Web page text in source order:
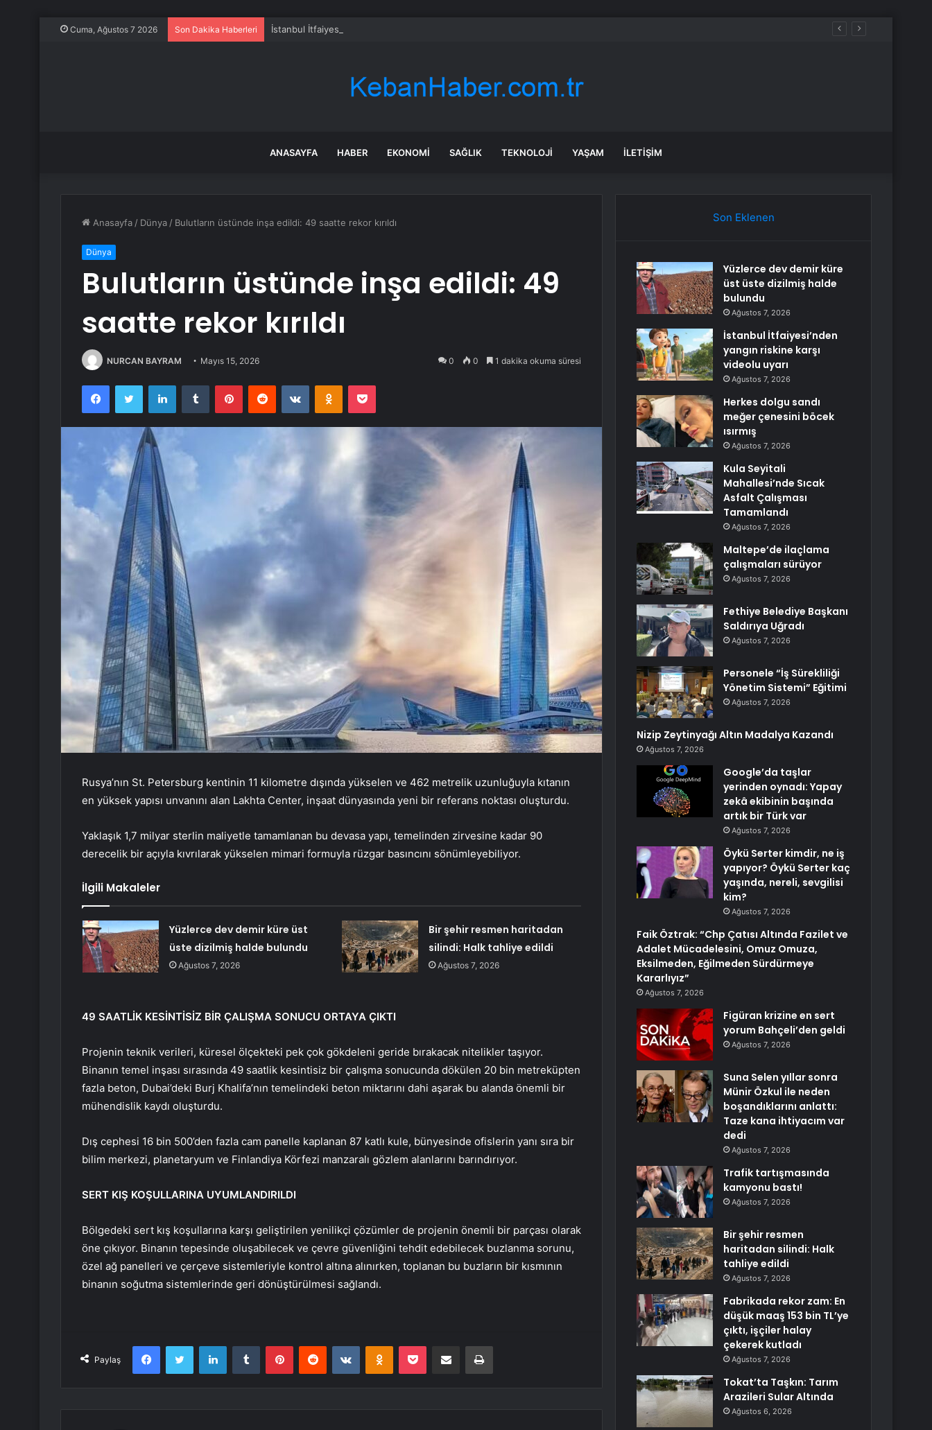
Cuma, Ağustos 7 2026 Son Dakika Haberleri İstanbul İtfaiyesi’nden yangın riskine karşı videolu uyarı
ANASAYFA HABER EKONOMI SAĞLIK TEKNOLOJI YAŞAM İLETIŞIM
Anasayfa / Dünya / Bulutların üstünde inşa edildi: 49 saatte rekor kırıldı
Dünya
Bulutların üstünde inşa edildi: 49
saatte rekor kırıldı
NURCAN BAYRAM Mayıs 15, 2026 0 0 1 dakika okuma süresi
FacebookTwitter LinkedInTumblr PinterestReddit VKontakteOdnoklassniki
Pocket
Rusya’nın St. Petersburg kentinin 11 kilometre dışında yükselen ve 462 metrelik uzunluğuyla kıtanın
en yüksek yapısı unvanını alan Lakhta Center, inşaat dünyasında yeni bir referans noktası oluşturdu.
Yaklaşık 1,7 milyar sterlin maliyetle tamamlanan bu devasa yapı, temelinden zirvesine kadar 90
derecelik bir açıyla kıvrılarak yükselen mimari formuyla rüzgar basıncını sönümleyebiliyor.
İlgili Makaleler
Yüzlerce dev demir küre üst
üste dizilmiş halde bulundu
Ağustos 7, 2026
Bir şehir resmen haritadan
silindi: Halk tahliye edildi
Ağustos 7, 2026
49 SAATLİK KESİNTİSİZ BİR ÇALIŞMA SONUCU ORTAYA ÇIKTI
Projenin teknik verileri, küresel ölçekteki pek çok gökdeleni geride bırakacak nitelikler taşıyor.
Binanın temel inşası sırasında 49 saatlik kesintisiz bir çalışma sonucunda dökülen 20 bin metreküpten
fazla beton, Dubai’deki Burj Khalifa’nın temelindeki beton miktarını dahi aşarak bu alanda önemli bir
mühendislik kaydı oluşturdu.
Dış cephesi 16 bin 500’den fazla cam panelle kaplanan 87 katlı kule, bünyesinde ofislerin yanı sıra bir
bilim merkezi, planetaryum ve Finlandiya Körfezi manzaralı gözlem alanlarını barındırıyor.
SERT KIŞ KOŞULLARINA UYUMLANDIRILDI
Bölgedeki sert kış koşullarına karşı geliştirilen yenilikçi çözümler de projenin önemli bir parçası olarak
öne çıkıyor. Binanın tepesinde oluşabilecek ve çevre güvenliğini tehdit edebilecek buzlanma sorunu,
özel ağ panelleri ve çerçeve sistemleriyle kontrol altına alınırken, toplanan bu buzların bir kısmının
binanın soğutma sistemlerinde geri dönüştürülmesi sağlandı.
Paylaş
FacebookTwitter LinkedInTumblr PinterestReddit VKontakteOdnoklassniki
Pocket E-Posta ile paylaş Yazdır
Son Eklenen
Yüzlerce dev demir küre
üst üste dizilmiş halde
bulundu
Ağustos 7, 2026
İstanbul İtfaiyesi’nden
yangın riskine karşı
videolu uyarı
Ağustos 7, 2026
Herkes dolgu sandı
meğer çenesini böcek
ısırmış
Ağustos 7, 2026
Kula Seyitali
Mahallesi’nde Sıcak
Asfalt Çalışması
Tamamlandı
Ağustos 7, 2026
Maltepe’de ilaçlama
çalışmaları sürüyor
Ağustos 7, 2026
Fethiye Belediye Başkanı
Saldırıya Uğradı
Ağustos 7, 2026
Personele “İş Sürekliliği
Yönetim Sistemi” Eğitimi
Ağustos 7, 2026
Nizip Zeytinyağı Altın Madalya Kazandı
Ağustos 7, 2026
Google’da taşlar
yerinden oynadı: Yapay
zekâ ekibinin başında
artık bir Türk var
Ağustos 7, 2026
Öykü Serter kimdir, ne iş
yapıyor? Öykü Serter kaç
yaşında, nereli, sevgilisi
kim?
Ağustos 7, 2026
Faik Öztrak: “Chp Çatısı Altında Fazilet ve
Adalet Mücadelesini, Omuz Omuza,
Eksilmeden, Eğilmeden Sürdürmeye
Kararlıyız”
Ağustos 7, 2026
Figüran krizine en sert
yorum Bahçeli’den geldi
Ağustos 7, 2026
Suna Selen yıllar sonra
Münir Özkul ile neden
boşandıklarını anlattı:
Taze kana ihtiyacım var
dedi
Ağustos 7, 2026
Trafik tartışmasında
kamyonu bastı!
Ağustos 7, 2026
Bir şehir resmen
haritadan silindi: Halk
tahliye edildi
Ağustos 7, 2026
Fabrikada rekor zam: En
düşük maaş 153 bin TL’ye
çıktı, işçiler halay
çekerek kutladı
Ağustos 7, 2026
Tokat’ta Taşkın: Tarım
Arazileri Sular Altında
Ağustos 6, 2026